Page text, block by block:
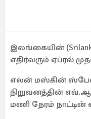
இலங்கையின்
எதிர்வரும் ஏப்ரல்
எலன் மஸ்கின் ஸ்பேஸ்
நிறுவனத்தின்
மணி நேரம் நாட்டின்